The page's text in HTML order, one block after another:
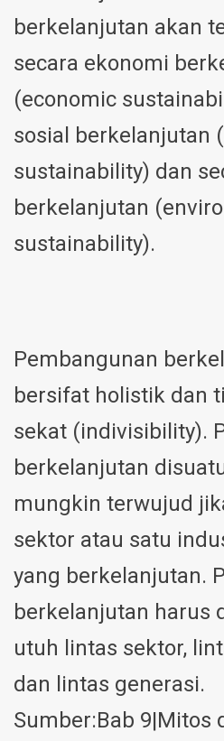
berkelanjutan akan
secara ekonomi
(economic
sosial berkelanjutan
sustainability) dan
berkelanjutan
sustainability).
Pembangunan
bersifat holistik dan
sekat (indivisibility).
berkelanjutan
mungkin terwujud
sektor atau satu
yang berkelanjutan.
berkelanjutan harus
utuh lintas sektor,
dan lintas generasi.
Sumber:Bab 9|Mitos